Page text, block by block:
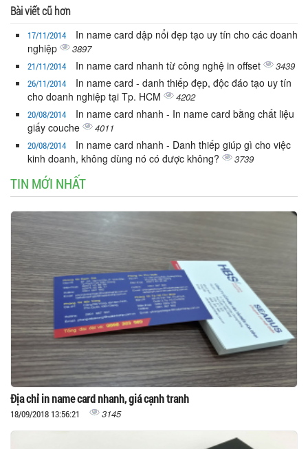
Bài viết cũ hơn
17/11/2014
In name card dập nổi đẹp tạo uy tín cho các doanh
nghiệp
3897
21/11/2014 In name card nhanh từ công nghệ in offset 3439
26/11/2014
In name card - danh thiếp đẹp, độc đáo tạo uy tín
cho doanh nghiệp tại Tp. HCM
4202
20/08/2014
In name card nhanh - In name card bằng chất liệu
giấy couche
4011
20/08/2014
In name card nhanh - Danh thiếp giúp gì cho việc
kinh doanh, không dùng nó có được không?
3739
TIN MỚI NHẤT
Địa chỉ in name card nhanh, giá cạnh tranh
18/09/2018 13:56:21 3145